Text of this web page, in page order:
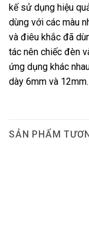
kế sử dụng hiệu
dùng với các màu
và điêu khắc đã
tác nên chiếc đèn
ứng dụng khác
dày 6mm và 12mm.
SẢN PHẨM